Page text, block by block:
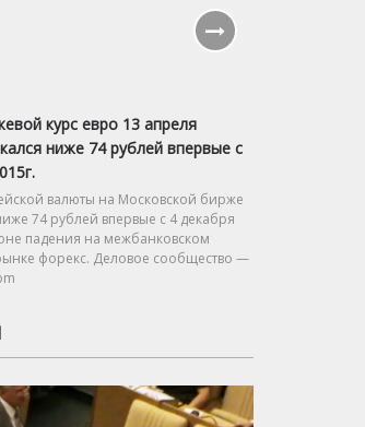
курс евро 13 апреля
ниже 74 рублей впервые с
валюты на Московской бирже
74 рублей впервые с 4 декабря
падения на межбанковском
форекс. Деловое сообщество —